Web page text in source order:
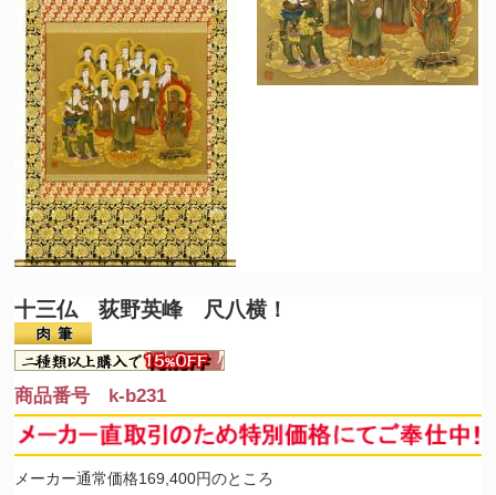
十三仏 荻野英峰 尺八横！
商品番号 k-b231
メーカー通常価格169,400円のところ